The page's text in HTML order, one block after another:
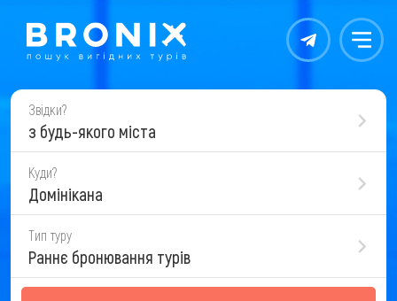
Контакты Меню
Звідки?
з будь-якого міста
Куди?
Домінікана
Тип туру
Раннє бронювання турів